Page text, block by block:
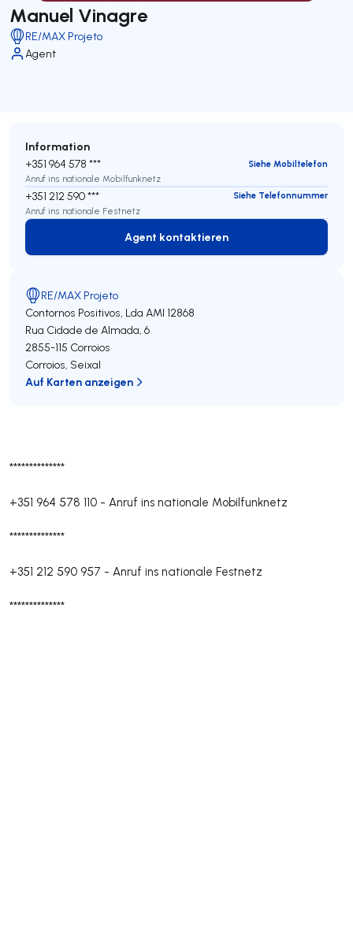
Manuel Vinagre
RE/MAX Projeto
Agent
**************
+351 964 578 110 - Anruf ins nationale Mobilfunknetz
**************
+351 212 590 957 - Anruf ins nationale Festnetz
**************
Information
+351 964 578 ***
Siehe Mobiltelefon
Anruf ins nationale Mobilfunknetz
+351 212 590 ***
Siehe Telefonnummer
Anruf ins nationale Festnetz
Agent kontaktieren
Agent kontaktieren
RE/MAX Projeto
Contornos Positivos, Lda AMI 12868
Rua Cidade de Almada, 6
2855-115 Corroios
Corroios, Seixal
Auf Karten anzeigen